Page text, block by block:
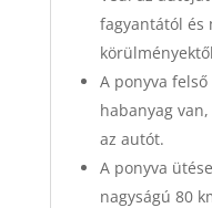
fagyantától és
A ponyva
habanyag
az autót.
A ponyva
nagyságú 80